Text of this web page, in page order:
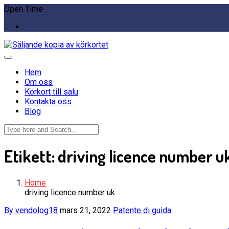
Open Time
Hem
Om oss
Körkort till salu
Kontakta oss
Blog
Etikett:driving licence number
Home
driving licence number uk
By vendolog18 mars 21, 2022 Patente di guida